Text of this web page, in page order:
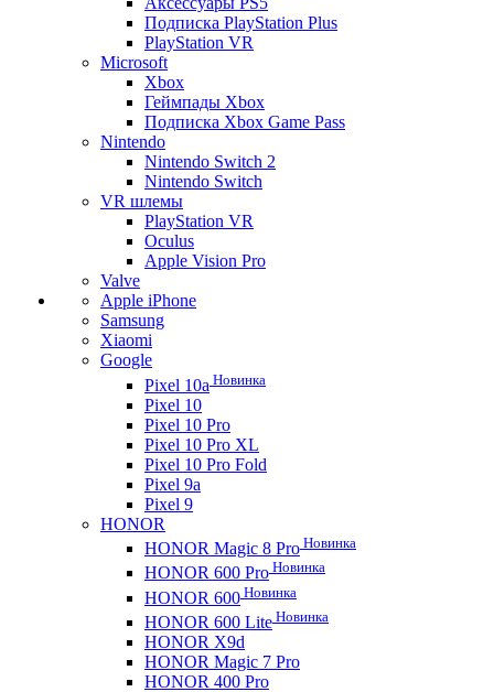
Подписка PlayStation Plus
PlayStation VR
Microsoft
Xbox
Геймпады Xbox
Подписка Xbox Game Pass
Nintendo
Nintendo Switch 2
Nintendo Switch
VR шлемы
PlayStation VR
Oculus
Apple Vision Pro
Valve
Apple iPhone
Samsung
Xiaomi
Google
Pixel 10a Новинка
Pixel 10
Pixel 10 Pro
Pixel 10 Pro XL
Pixel 10 Pro Fold
Pixel 9a
Pixel 9
HONOR
HONOR Magic 8 Pro Новинка
HONOR 600 Pro Новинка
HONOR 600 Новинка
HONOR 600 Lite Новинка
HONOR X9d
HONOR Magic 7 Pro
HONOR 400 Pro